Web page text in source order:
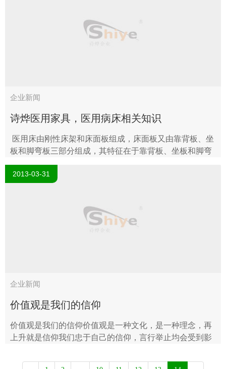
企业新闻
诗烨医用家具，医用病床相关知识
医用床由刚性床架和床面板组成，床面板又由靠背板、坐
板和脚弯板三部分组成，其特征在于靠背板、坐板和脚弯
板活动联接，靠背板与坐板的联接铰链固定在床架上；靠
背板下安装有刚性支架，支..
2013-03-31
企业新闻
价值观是我们的信仰
价值观是我们的信仰价值观是一种文化，是一种理念，再
上升就是信仰我们忠于自己的信仰，言行举止均会受到影
话正确与否有待商榷但派点互动广..